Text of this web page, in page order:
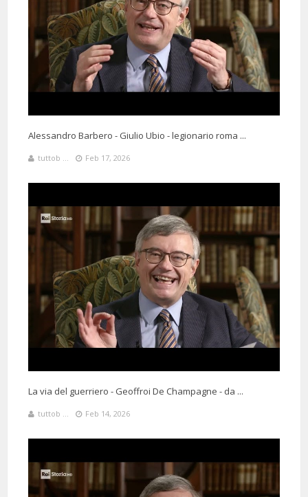
Alessandro Barbero - Giulio Ubio - legionario roma ...
tuttob ... Feb 17, 2026
La via del guerriero - Geoffroi De Champagne - da ...
tuttob ... Feb 14, 2026